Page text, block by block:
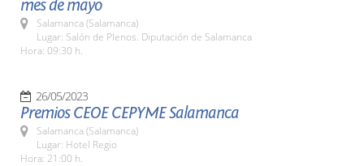
mes de mayo
Salamanca (Salamanca)
Lugar: Salón de Plenos. Diputación de Salamanca
Hora: 09:30 h.
26/05/2023
Premios CEOE CEPYME Salamanca
Salamanca (Salamanca)
Lugar: Hotel Regio
Hora: 21:00 h.